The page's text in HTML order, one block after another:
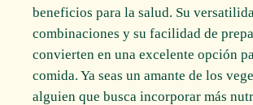
beneficios para la salud. Su
combinaciones y su facilidad de
convierten en una excelente opción
comida. Ya seas un amante de los
alguien que busca incorporar más